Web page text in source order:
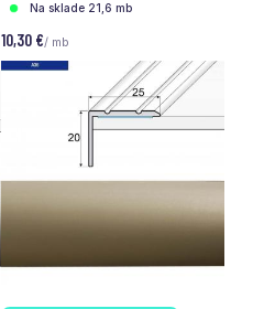
Na sklade 21,6 mb
10,30 €/ mb